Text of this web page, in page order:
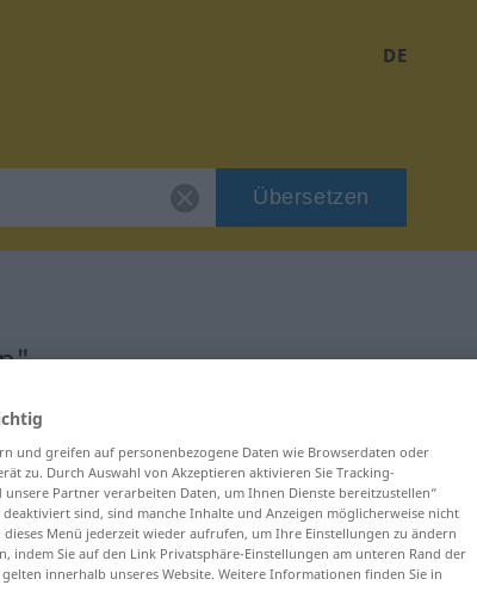
DE
Übersetzen
und greifen auf personenbezogene Daten wie Browserdaten oder
zu. Durch Auswahl von Akzeptieren aktivieren Sie Tracking-
Partner verarbeiten Daten, um Ihnen Dienste bereitzustellen“
sind, sind manche Inhalte und Anzeigen möglicherweise nicht
Menü jederzeit wieder aufrufen, um Ihre Einstellungen zu ändern
indem Sie auf den Link Privatsphäre-Einstellungen am unteren Rand der
innerhalb unseres Website. Weitere Informationen finden Sie in